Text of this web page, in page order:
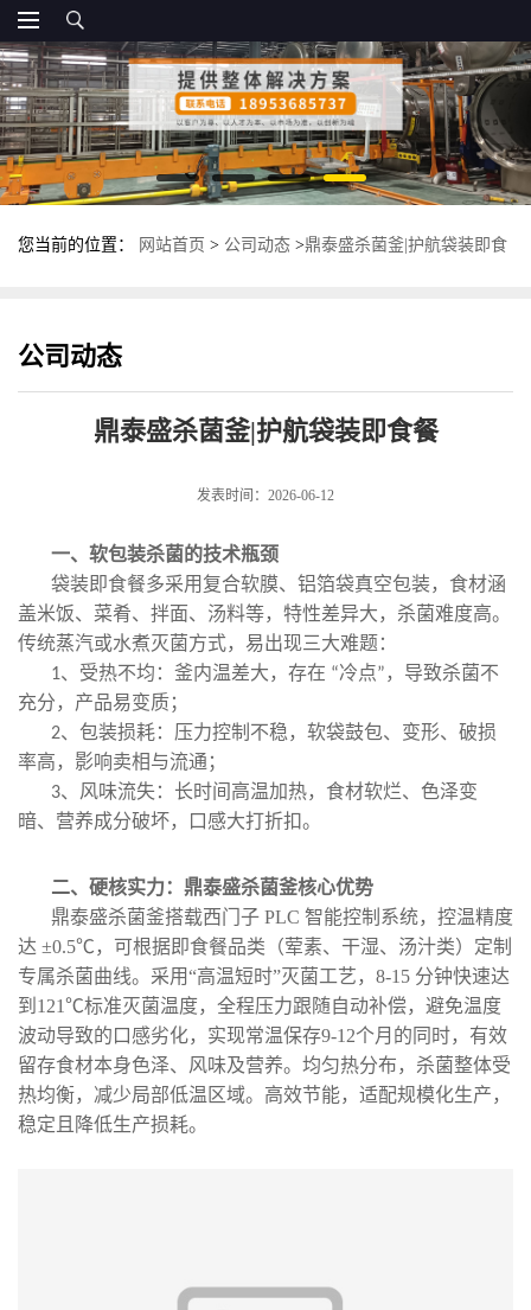
您当前的位置： 网站首页 > 公司动态 >鼎泰盛杀菌釜|护航袋装即食
公司动态
鼎泰盛杀菌釜|护航袋装即食餐
发表时间：2026-06-12
一、 软包装杀菌的技术瓶颈
袋装即食餐多采用复合软膜、铝箔袋真空包装，食材涵
盖米饭、菜肴、拌面、汤料等，特性差异大，杀菌难度高。
传统蒸汽或水煮灭菌方式，易出现三大难题：
1、 受热不均 ：釜内温差大，存在 “冷点” ，导致杀菌不
充分 ，产品易变质；
2、 包装损耗：压力控制不稳，软袋鼓包、变形、破损
率高，影响卖相与流通；
3、 风味流失： 长时间高温加热，食材软烂、色泽变
暗、营养成分破坏，口感大打折扣。
二、硬核实力：鼎泰盛杀菌釜核心优势
鼎泰盛杀菌釜搭载西门子 PLC 智能控制系统， 控温精度
达 ±0.5℃，可根据即食餐品类（荤素、干湿、汤汁类）定制
专属杀菌曲线。采用“高温短时”灭菌工艺，8-15 分钟快速达
到121℃标准灭菌温度，全程压力跟随自动补偿，避免温度
波动导致的口感劣化，实现常温保存9-12个月的同时， 有效
留存食材本身色泽、风味及营养。 均匀热分布，杀菌整体受
热均衡，减少局部低温区域。 高效节能，适配规模化生产 ，
稳定 且 降低生产损耗。